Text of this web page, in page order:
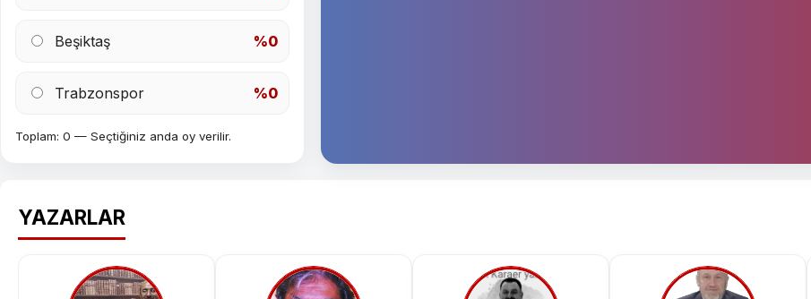
Beşiktaş %0
Trabzonspor %0
Toplam: 0 — Seçtiğiniz anda oy verilir.
YAZARLAR